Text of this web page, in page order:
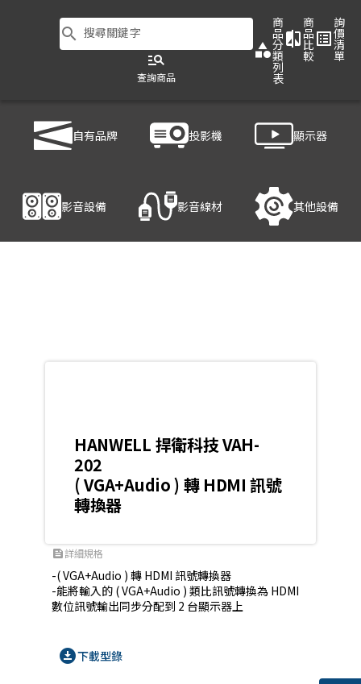
search 搜尋關鍵字
manage_search
查詢商品
category
商
品
分
類
列
表
compare
商
品
比
較
list_alt
詢
價
清
單
自有品牌 投影機 顯示器
影音設備 影音線材 其他設備
HANWELL 捍衛科技 VAH-202
HANWELL 捍衛科技 VAH-
202
( VGA+Audio ) 轉 HDMI 訊號
轉換器
feed詳細規格
-( VGA+Audio ) 轉 HDMI 訊號轉換器
-能將輸入的 ( VGA+Audio ) 類比訊號轉換為 HDMI
數位訊號輸出同步分配到 2 台顯示器上
download_for_offline下載型錄